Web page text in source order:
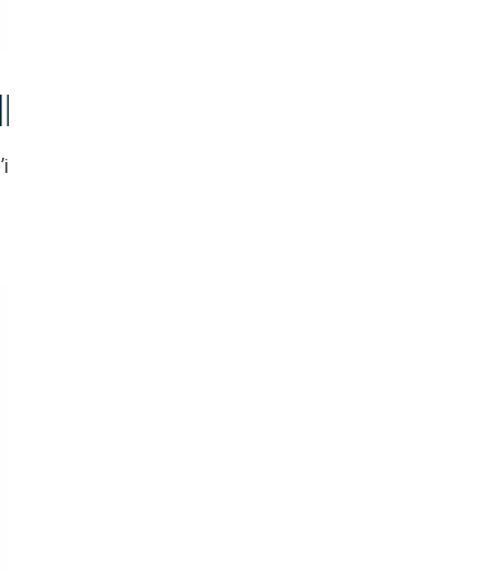
de véhicules en provenance d’Italie.